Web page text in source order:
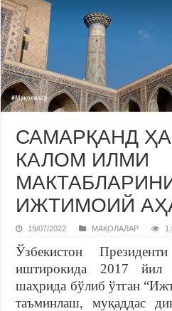
САМАРҚАНД
КАЛОМ ИЛМИ
ИЖТИМОИЙ
19/07/2022 МАҚОЛАЛАР
Ўзбекистон
иштирокида 2017
шаҳрида бўлиб ўтган
таъминлаш, муқаддас